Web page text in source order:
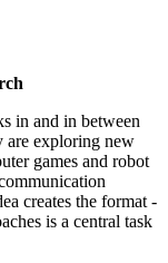
in and in between
are exploring new
games and robot
creates the format -
is a central task